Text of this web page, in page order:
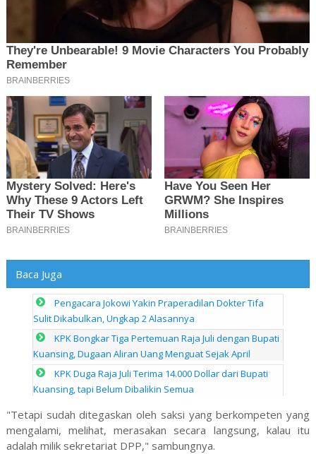
Baca Juga
Pengacara Jokowi Yakin Praperadilan Dokter Tifa
Sulit Dikabulkan, Ungkap 2 Alasannya
KPK Bongkar Tiga Pertemuan Raja Juli dengan Bupati
Kuansing, Dugaan Aliran Uang Menguat Sejak April
KPK Duga Raja Juli Terima 14.000 Dollar dari Bupati
Kuansing, tapi Belum Dibalikin Semua
"Tetapi sudah ditegaskan oleh saksi yang berkompeten yang
mengalami, melihat, merasakan secara langsung, kalau itu
adalah milik sekretariat DPP," sambungnya.